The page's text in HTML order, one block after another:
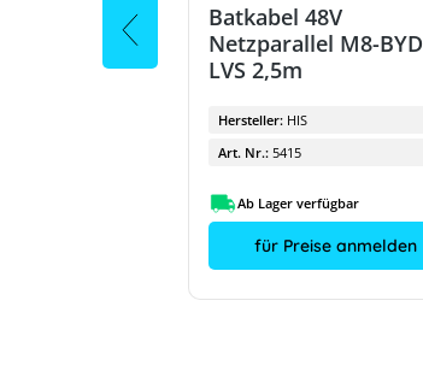
Batkabel 48V
Netzparallel M8-BYD
LVS 2,5m
Hersteller: HIS
Art. Nr.: 5415
Ab Lager verfügbar
für Preise anmelden